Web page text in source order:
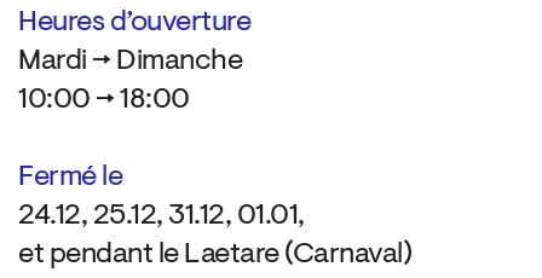
Heures d’ouverture
Mardi → Dimanche
10:00 → 18:00
Fermé le
24.12, 25.12, 31.12, 01.01,
et pendant le Laetare (Carnaval)